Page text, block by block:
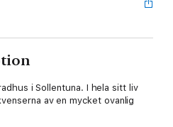
i Sollentuna. I hela sitt liv
av en mycket ovanlig